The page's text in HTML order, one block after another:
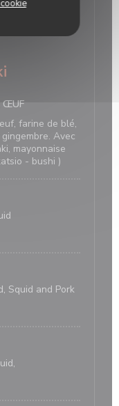
ŒUF
farine de blé,
Avec
mayonnaise
- bushi )
Squid and Pork